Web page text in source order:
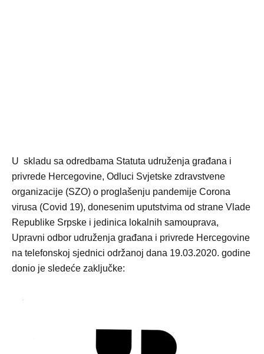
U skladu sa odredbama Statuta udruženja građana i
privrede Hercegovine, Odluci Svjetske zdravstvene
organizacije (SZO) o proglašenju pandemije Corona
virusa (Covid 19), donesenim uputstvima od strane Vlade
Republike Srpske i jedinica lokalnih samouprava,
Upravni odbor udruženja građana i privrede Hercegovine
na telefonskoj sjednici održanoj dana 19.03.2020. godine
donio je sledeće zaključke: